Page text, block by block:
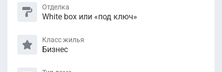
Отделка
White box или «под ключ»
Класс жилья
Бизнес